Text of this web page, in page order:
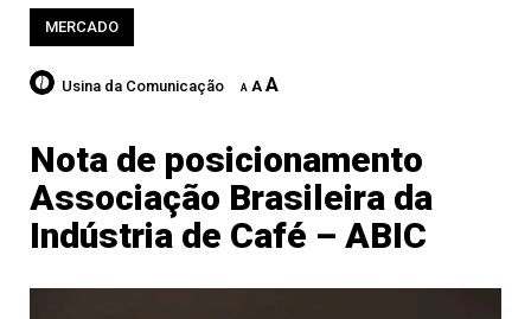
MERCADO
Usina da Comunicação A A A
Nota de posicionamento
Associação Brasileira da
Indústria de Café – ABIC